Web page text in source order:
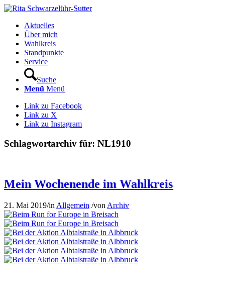
Aktuelles
Über mich
Wahlkreis
Standpunkte
Service
Suche
Menü Menü
Link zu Facebook
Link zu X
Link zu Instagram
Schlagwortarchiv für: NL1910
Mein Wochenende im Wahlkreis
21. Mai 2019/in Allgemein /von Archiv